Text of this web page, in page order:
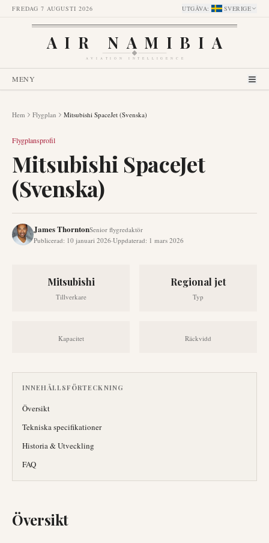
FREDAG 7 AUGUSTI 2026 UTGÅVA: SVERIGE
AIR NAMIBIA
AVIATION INTELLIGENCE
MENY
Hem Flygplan Mitsubishi SpaceJet (Svenska)
Flygplansprofil
Mitsubishi SpaceJet
(Svenska)
James ThorntonSenior flygredaktör
Publicerad: 10 januari 2026·Uppdaterad: 1 mars 2026
Mitsubishi
Tillverkare
Regional jet
Typ
Kapacitet Räckvidd
INNEHÅLLSFÖRTECKNING
Översikt
Tekniska specifikationer
Historia & Utveckling
FAQ
Översikt